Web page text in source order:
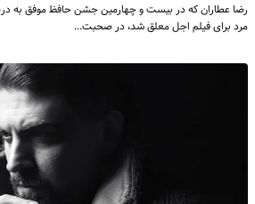
رضا عطاران که در بیست و چهارمین جشن حافظ موفق به
مرد برای فیلم اجل معلق شد، در صحبت…